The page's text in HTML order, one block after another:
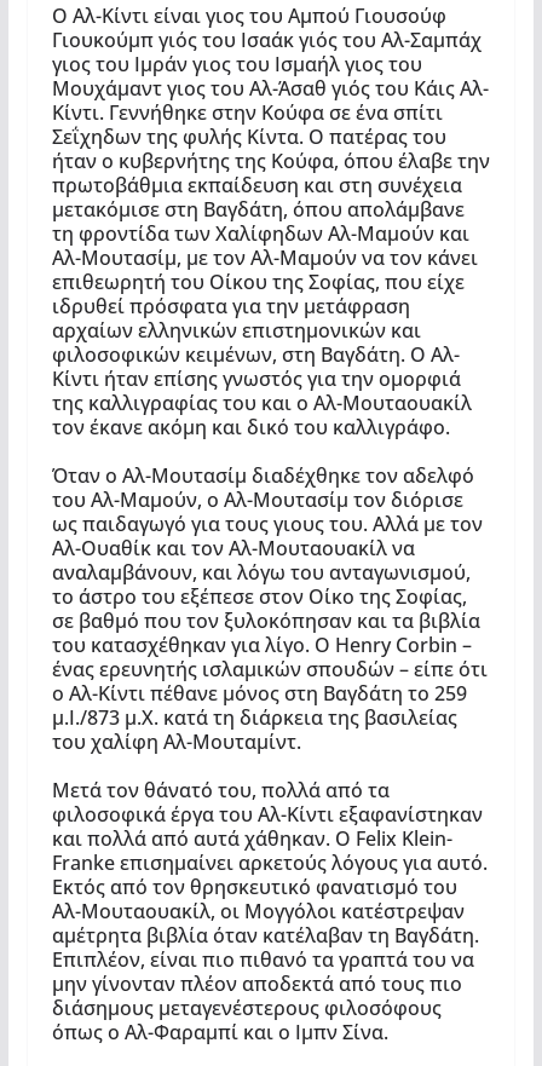
Ο Αλ-Κίντι είναι γιος του Αμπού Γιουσούφ
Γιουκούμπ γιός του Ισαάκ γιός του Αλ-Σαμπάχ
γιος του Ιμράν γιος του Ισμαήλ γιος του
Μουχάμαντ γιος του Αλ-Άσαθ γιός του Κάις Αλ-
Κίντι. Γεννήθηκε στην Κούφα σε ένα σπίτι
Σεΐχηδων της φυλής Κίντα. Ο πατέρας του
ήταν ο κυβερνήτης της Κούφα, όπου έλαβε την
πρωτοβάθμια εκπαίδευση και στη συνέχεια
μετακόμισε στη Βαγδάτη, όπου απολάμβανε
τη φροντίδα των Χαλίφηδων Αλ-Μαμούν και
Αλ-Μουτασίμ, με τον Αλ-Μαμούν να τον κάνει
επιθεωρητή του Οίκου της Σοφίας, που είχε
ιδρυθεί πρόσφατα για την μετάφραση
αρχαίων ελληνικών επιστημονικών και
φιλοσοφικών κειμένων, στη Βαγδάτη. Ο Αλ-
Κίντι ήταν επίσης γνωστός για την ομορφιά
της καλλιγραφίας του και ο Αλ-Μουταουακίλ
τον έκανε ακόμη και δικό του καλλιγράφο.
Όταν ο Αλ-Μουτασίμ διαδέχθηκε τον αδελφό
του Αλ-Μαμούν, ο Αλ-Μουτασίμ τον διόρισε
ως παιδαγωγό για τους γιους του. Αλλά με τον
Αλ-Ουαθίκ και τον Αλ-Μουταουακίλ να
αναλαμβάνουν, και λόγω του ανταγωνισμού,
το άστρο του εξέπεσε στον Οίκο της Σοφίας,
σε βαθμό που τον ξυλοκόπησαν και τα βιβλία
του κατασχέθηκαν για λίγο. Ο Henry Corbin –
ένας ερευνητής ισλαμικών σπουδών – είπε ότι
ο Αλ-Κίντι πέθανε μόνος στη Βαγδάτη το 259
μ.Ι./873 μ.Χ. κατά τη διάρκεια της βασιλείας
του χαλίφη Αλ-Μουταμίντ.
Μετά τον θάνατό του, πολλά από τα
φιλοσοφικά έργα του Αλ-Κίντι εξαφανίστηκαν
και πολλά από αυτά χάθηκαν. Ο Felix Klein-
Franke επισημαίνει αρκετούς λόγους για αυτό.
Εκτός από τον θρησκευτικό φανατισμό του
Αλ-Μουταουακίλ, οι Μογγόλοι κατέστρεψαν
αμέτρητα βιβλία όταν κατέλαβαν τη Βαγδάτη.
Επιπλέον, είναι πιο πιθανό τα γραπτά του να
μην γίνονταν πλέον αποδεκτά από τους πιο
διάσημους μεταγενέστερους φιλοσόφους
όπως ο Αλ-Φαραμπί και ο Ιμπν Σίνα.